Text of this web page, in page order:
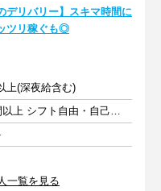
デリバリー】スキマ時間に
ツリ稼ぐも◎
上(深夜給含む)
週3日以上 1日3時間以上 シフト自由・自己申告
一覧を見る